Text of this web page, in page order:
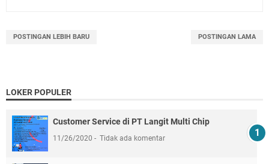
POSTINGAN LEBIH BARU POSTINGAN LAMA
LOKER POPULER
Customer Service di PT Langit Multi Chip
11/26/2020 Tidak ada komentar